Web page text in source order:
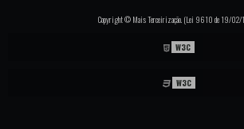
Copyright © Mais Terceirização. (Lei 9610 de 19/
W3C
W3C